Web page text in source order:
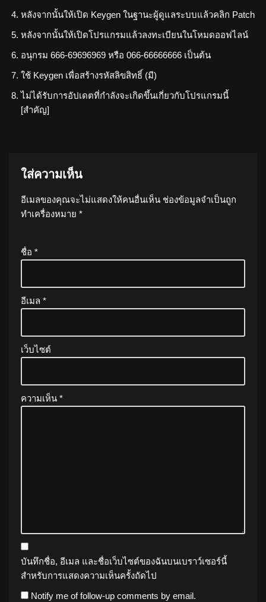
หลังจากนั้นให้เปิด Keygen ในฐานะผู้ดูแลระบบแล้วคลิก Patch
หลังจากนั้นให้เปิดโปรแกรมแล้วลงทะเบียนในโหมดออฟไลน์
อนุกรม 666-69696969 หรือ 066-66666666 เป็นต้น
ใช้ Keygen เพื่อสร้างรหัสลิขสิทธิ์ (มี)
ไม่ได้รับการอัปเดตที่กำลังจะเกิดขึ้นเกี่ยวกับโปรแกรมนี้
[สำคัญ]
ใส่ความเห็น
อีเมลของคุณจะไม่แสดงให้คนอื่นเห็น ช่องข้อมูลจำเป็นถูก
ทำเครื่องหมาย *
ชื่อ *
อีเมล *
เว็บไซต์
ความเห็น *
บันทึกชื่อ, อีเมล และชื่อเว็บไซต์ของฉันบนเบราว์เซอร์นี้
สำหรับการแสดงความเห็นครั้งถัดไป
Notify me of follow-up comments by email.